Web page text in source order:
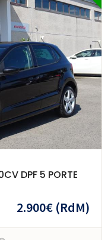
DPF 5 PORTE
2.900€ (RdM)